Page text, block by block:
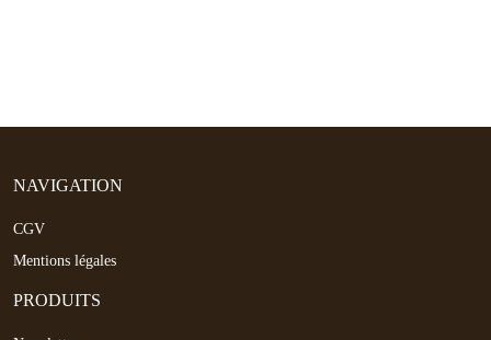
NAVIGATION
CGV
Mentions légales
PRODUITS